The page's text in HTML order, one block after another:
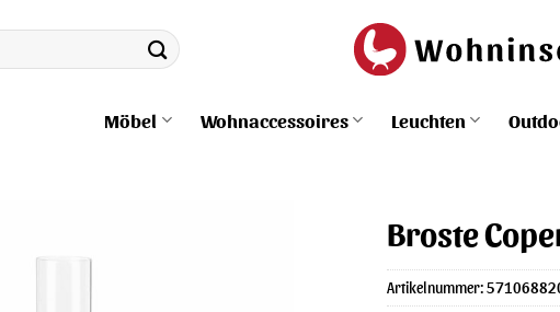
Möbel Wohnaccessoires Leuchten
Broste
Artikelnummer: